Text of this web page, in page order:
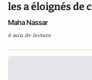
les a éloignés de
Maha Nassar
6 min de lecture